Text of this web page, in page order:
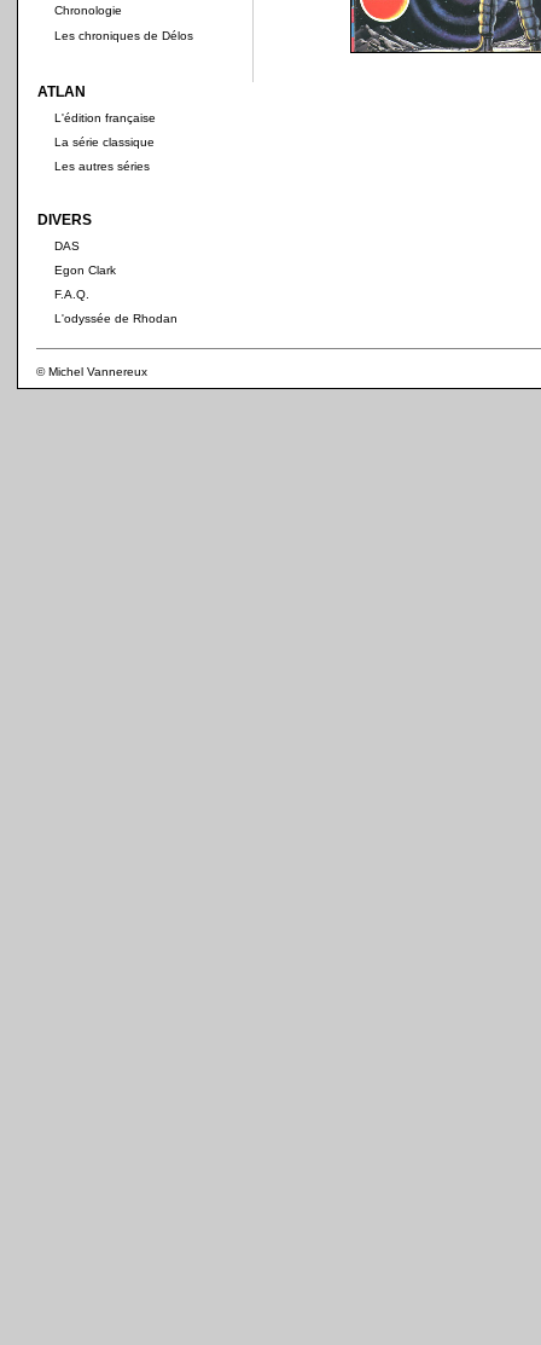
Chronologie
Les chroniques de Délos
ATLAN
L'édition française
La série classique
Les autres séries
DIVERS
DAS
Egon Clark
F.A.Q.
L'odyssée de Rhodan
© Michel Vannereux